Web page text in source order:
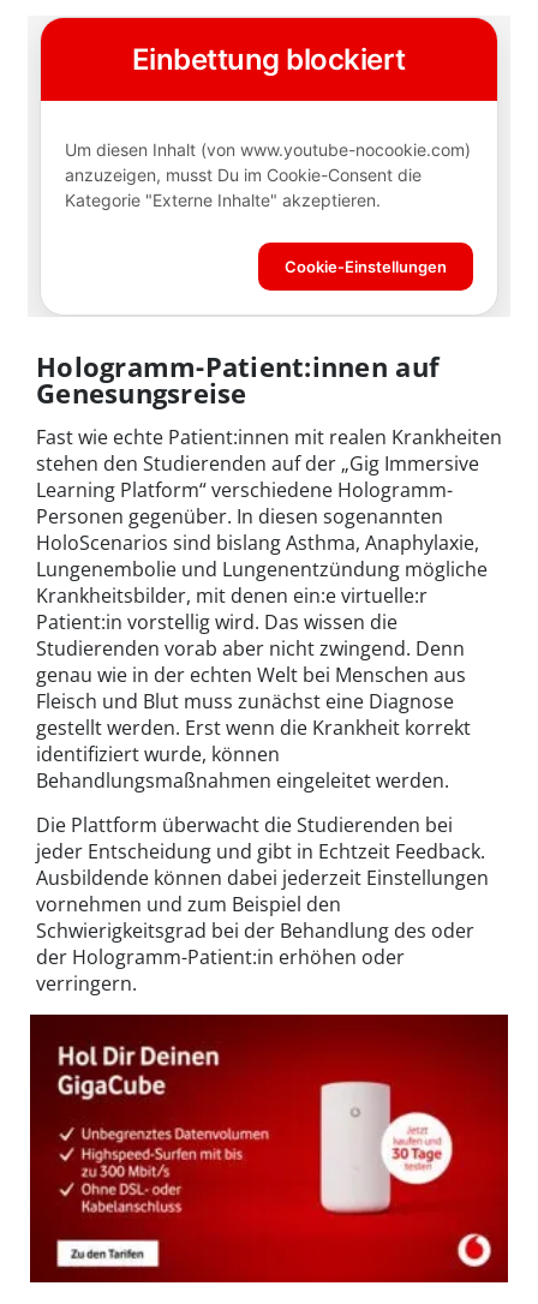
Hologramm-Patient:innen auf
Genesungsreise
Fast wie echte Patient:innen mit realen Krankheiten
stehen den Studierenden auf der „Gig Immersive
Learning Platform“ verschiedene Hologramm-
Personen gegenüber. In diesen sogenannten
HoloScenarios sind bislang Asthma, Anaphylaxie,
Lungenembolie und Lungenentzündung mögliche
Krankheitsbilder, mit denen ein:e virtuelle:r
Patient:in vorstellig wird. Das wissen die
Studierenden vorab aber nicht zwingend. Denn
genau wie in der echten Welt bei Menschen aus
Fleisch und Blut muss zunächst eine Diagnose
gestellt werden. Erst wenn die Krankheit korrekt
identifiziert wurde, können
Behandlungsmaßnahmen eingeleitet werden.
Die Plattform überwacht die Studierenden bei
jeder Entscheidung und gibt in Echtzeit Feedback.
Ausbildende können dabei jederzeit Einstellungen
vornehmen und zum Beispiel den
Schwierigkeitsgrad bei der Behandlung des oder
der Hologramm-Patient:in erhöhen oder
verringern.